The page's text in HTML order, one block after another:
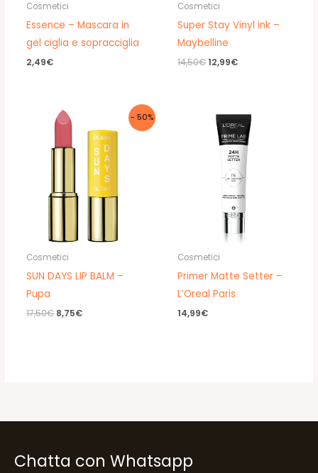
Cosmetici
Essence – Mascara in
gel ciglia e sopracciglia
2,49€
Cosmetici
Super Stay Vinyl ink –
Maybelline
14,50€Il
12,99€Il
- 50%
Cosmetici
SUN DAYS LIP BALM –
Pupa
17,50€ Il
8,75€Il
Cosmetici
Primer Matte Setter –
L’Oreal Paris
14,99€
Chatta con Whatsapp